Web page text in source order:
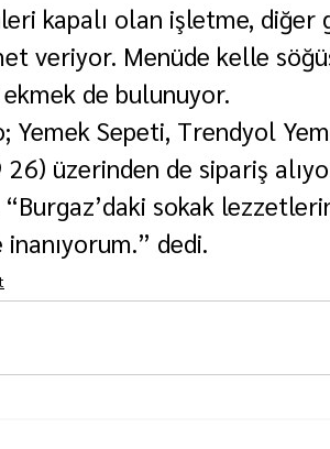
kapalı olan işletme,
veriyor. Menüde kelle
de bulunuyor.
Yemek Sepeti, Trendyol
üzerinden de sipariş
“Burgaz’daki sokak
dedi.